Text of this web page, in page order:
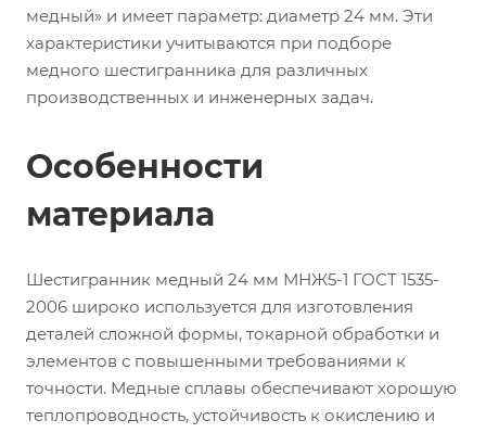
медный» и имеет параметр: диаметр 24 мм. Эти
характеристики учитываются при подборе
медного шестигранника для различных
производственных и инженерных задач.
Особенности
материала
Шестигранник медный 24 мм МНЖ5-1 ГОСТ 1535-
2006 широко используется для изготовления
деталей сложной формы, токарной обработки и
элементов с повышенными требованиями к
точности. Медные сплавы обеспечивают хорошую
теплопроводность, устойчивость к окислению и